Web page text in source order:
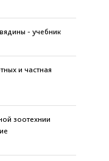
- учебник
и частная
зоотехнии